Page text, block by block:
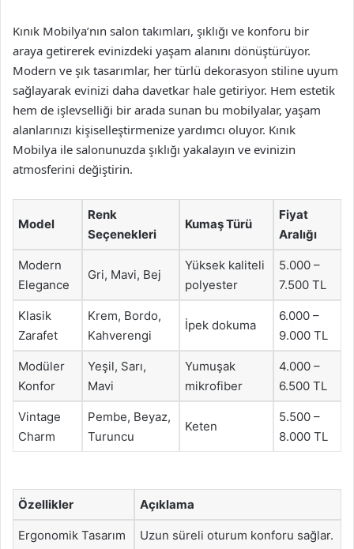
Kınık Mobilya’nın salon takımları, şıklığı ve konforu bir
araya getirerek evinizdeki yaşam alanını dönüştürüyor.
Modern ve şık tasarımlar, her türlü dekorasyon stiline uyum
sağlayarak evinizi daha davetkar hale getiriyor. Hem estetik
hem de işlevselliği bir arada sunan bu mobilyalar, yaşam
alanlarınızı kişiselleştirmenize yardımcı oluyor. Kınık
Mobilya ile salonunuzda şıklığı yakalayın ve evinizin
atmosferini değiştirin.
Model
Renk
Seçenekleri
Kumaş Türü
Fiyat
Aralığı
Modern
Elegance
Gri, Mavi, Bej
Yüksek kaliteli
polyester
5.000 –
7.500 TL
Klasik
Zarafet
Krem, Bordo,
Kahverengi
İpek dokuma
6.000 –
9.000 TL
Modüler
Konfor
Yeşil, Sarı,
Mavi
Yumuşak
mikrofiber
4.000 –
6.500 TL
Vintage
Charm
Pembe, Beyaz,
Turuncu
Keten
5.500 –
8.000 TL
Özellikler Açıklama
Ergonomik Tasarım Uzun süreli oturum konforu sağlar.